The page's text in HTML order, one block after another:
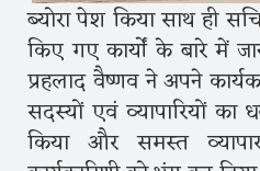
ब्योरा पेश किया साथ ही
किए गए कार्यों के बारे में
प्रहलाद वैष्णव ने अपने
सदस्यों एवं व्यापारियों
किया और समस्त